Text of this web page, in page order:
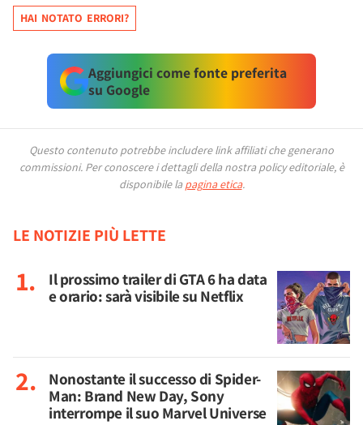
HAI NOTATO ERRORI?
Aggiungici come fonte preferita
su Google
Questo contenuto potrebbe includere link affiliati che generano
commissioni. Per conoscere i dettagli della nostra policy editoriale, è
disponibile la pagina etica.
LE NOTIZIE PIÙ LETTE
Il prossimo trailer di GTA 6 ha data
e orario: sarà visibile su Netflix
Nonostante il successo di Spider-
Man: Brand New Day, Sony
interrompe il suo Marvel Universe